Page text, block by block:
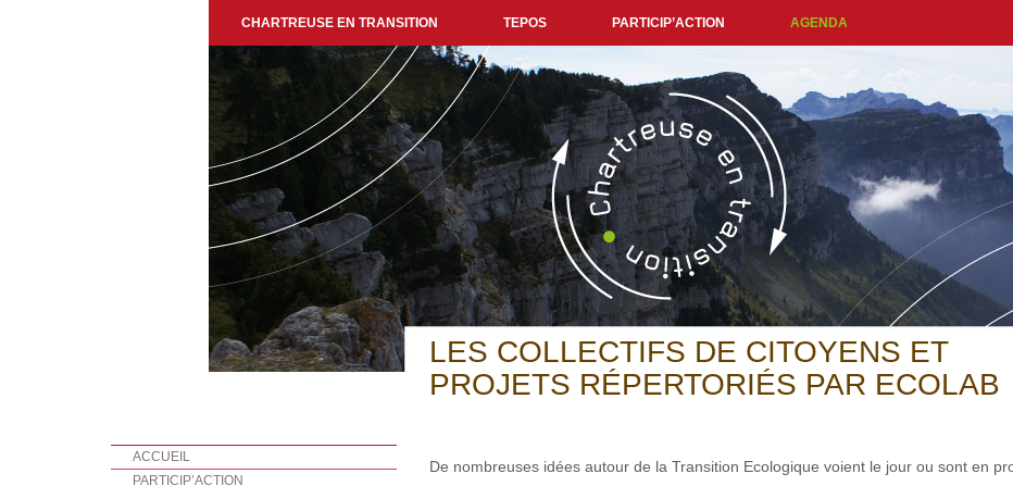
CHARTREUSE EN TRANSITION TEPOS PARTICIP’ACTION AGENDA
LES COLLECTIFS DE CITOYENS ET
PROJETS RÉPERTORIÉS PAR ECOLAB
De nombreuses idées autour de la Transition Ecologique voient le jour ou sont en
ACCUEIL
PARTICIP’ACTION